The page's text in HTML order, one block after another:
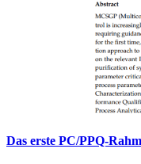
Das erste PC/PPQ-